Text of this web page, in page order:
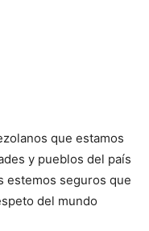
que estamos
y pueblos del país
estemos seguros que
del mundo